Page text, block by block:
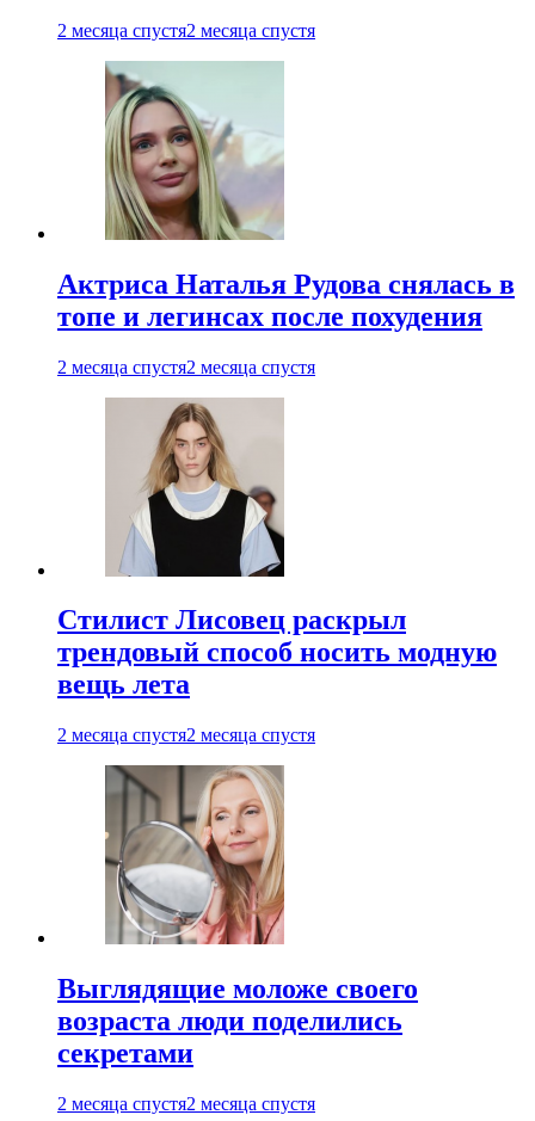
2 месяца спустя2 месяца спустя
Актриса Наталья Рудова снялась в
топе и легинсах после похудения
2 месяца спустя2 месяца спустя
Стилист Лисовец раскрыл
трендовый способ носить модную
вещь лета
2 месяца спустя2 месяца спустя
Выглядящие моложе своего
возраста люди поделились
секретами
2 месяца спустя2 месяца спустя